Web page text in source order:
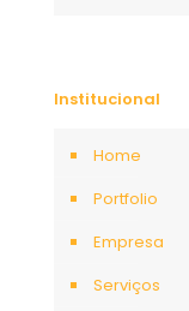
Institucional
Home
Portfolio
Empresa
Serviços